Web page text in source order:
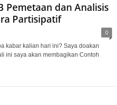
Pemetaan dan Analisis
Partisipatif
0
kabar kalian hari ini? Saya doakan
ini saya akan membagikan Contoh